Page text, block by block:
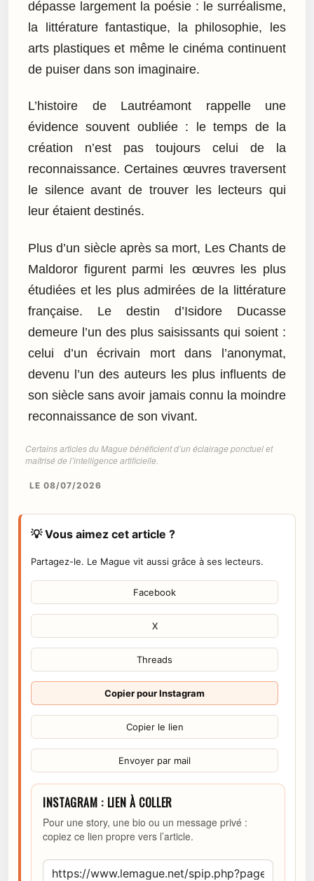
dépasse largement la poésie : le surréalisme,
la littérature fantastique, la philosophie, les
arts plastiques et même le cinéma continuent
de puiser dans son imaginaire.
L’histoire de Lautréamont rappelle une
évidence souvent oubliée : le temps de la
création n’est pas toujours celui de la
reconnaissance. Certaines œuvres traversent
le silence avant de trouver les lecteurs qui
leur étaient destinés.
Plus d’un siècle après sa mort, Les Chants de
Maldoror figurent parmi les œuvres les plus
étudiées et les plus admirées de la littérature
française. Le destin d’Isidore Ducasse
demeure l’un des plus saisissants qui soient :
celui d’un écrivain mort dans l’anonymat,
devenu l’un des auteurs les plus influents de
son siècle sans avoir jamais connu la moindre
reconnaissance de son vivant.
Certains articles du Mague bénéficient d’un éclairage ponctuel et
maîtrisé de l’intelligence artificielle.
LE 08/07/2026
💡 Vous aimez cet article ?
Partagez-le. Le Mague vit aussi grâce à ses lecteurs.
Facebook
X
Threads
Copier pour Instagram
Copier le lien
Envoyer par mail
INSTAGRAM : LIEN À COLLER
Pour une story, une bio ou un message privé :
copiez ce lien propre vers l’article.